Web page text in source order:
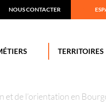
NOUS CONTACTER
TERRITOIRES
et de l’orientation en